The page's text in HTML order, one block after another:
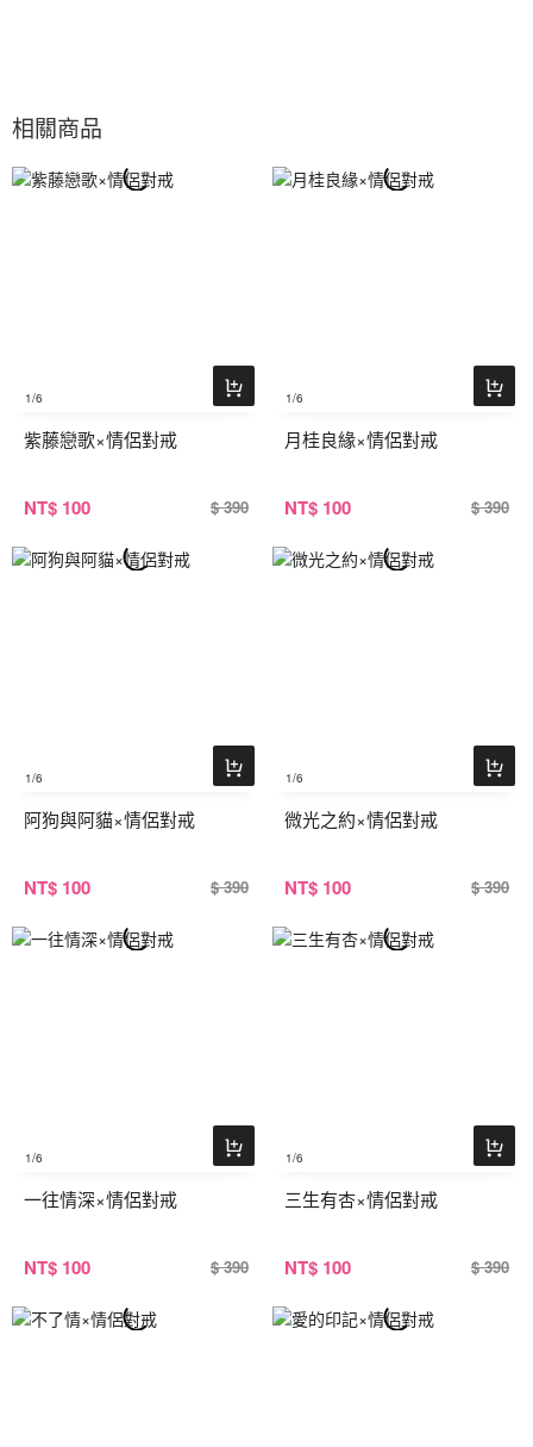
相關商品
1/6
紫藤戀歌×情侶對戒
NT$ 100 $ 390
1/6
月桂良緣×情侶對戒
NT$ 100 $ 390
1/6
阿狗與阿貓×情侶對戒
NT$ 100 $ 390
1/6
微光之約×情侶對戒
NT$ 100 $ 390
1/6
一往情深×情侶對戒
NT$ 100 $ 390
1/6
三生有杏×情侶對戒
NT$ 100 $ 390